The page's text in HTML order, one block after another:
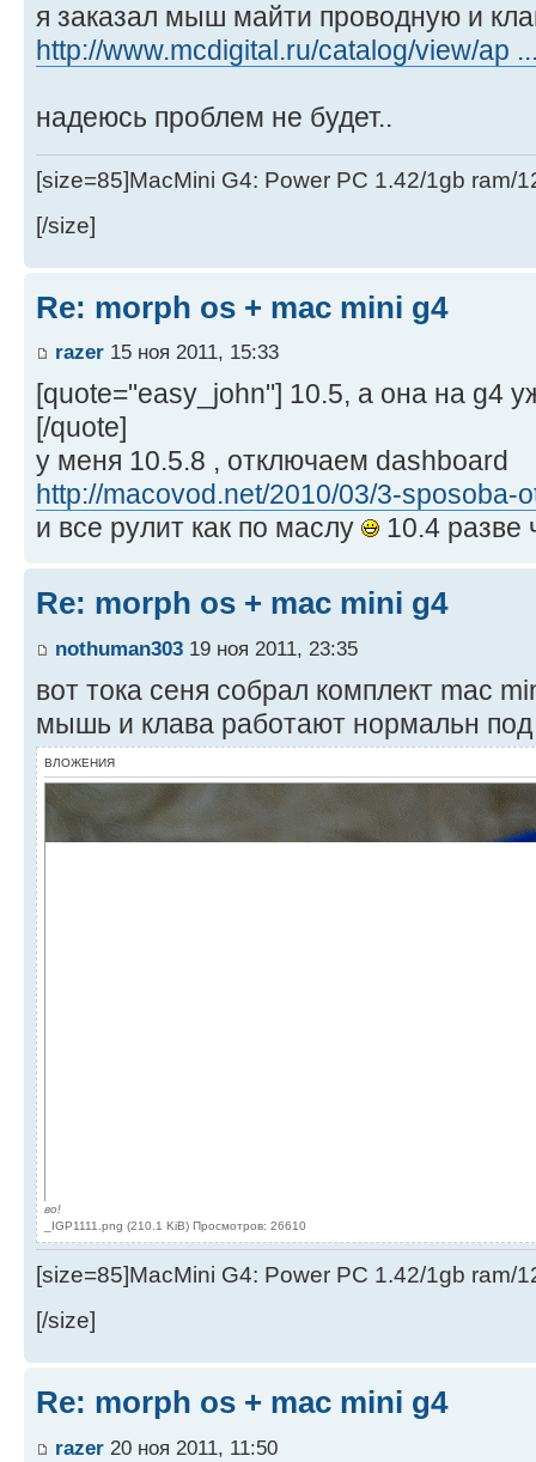
я заказал мыш майти проводную и
http://www.mcdigital.ru/catalog/view/ap
надеюсь проблем не будет..
[size=85]MacMini G4: Power PC 1.42/1gb ram/
[/size]
Re: morph os + mac mini g4
razer 15 ноя 2011, 15:33
[quote="easy_john"] 10.5, а она на g4
[/quote]
у меня 10.5.8 , отключаем dashboard
http://macovod.net/2010/03/3-sposoba-
и все рулит как по маслу
10.4 разве
Re: morph os + mac mini g4
nothuman303 19 ноя 2011, 23:35
вот тока сеня собрал комплект mac
мышь и клава работают нормальн
ВЛОЖЕНИЯ
во!
_IGP1111.png (210.1 KiB) Просмотров: 26610
[size=85]MacMini G4: Power PC 1.42/1gb ram/
[/size]
Re: morph os + mac mini g4
razer 20 ноя 2011, 11:50